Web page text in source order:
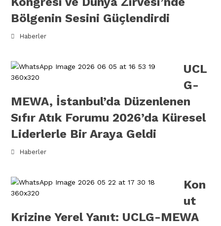
Bölgenin Sesini Güçlendirdi
Haberler
UCL
G-
MEWA, İstanbul’da Düzenlenen
Sıfır Atık Forumu 2026’da Küresel
Liderlerle Bir Araya Geldi
Haberler
Kon
ut
Krizine Yerel Yanıt: UCLG-MEWA